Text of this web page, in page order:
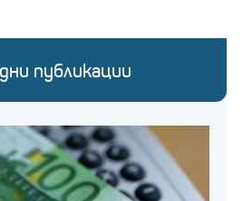
публикации